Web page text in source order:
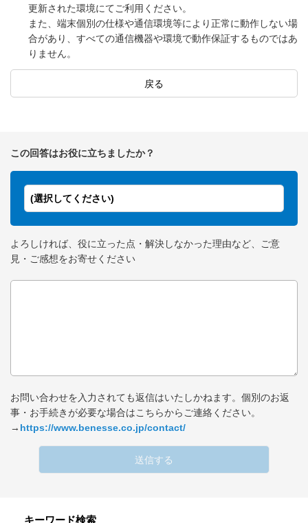
更新された環境にてご利用ください。
また、端末個別の仕様や通信環境等により正常に動作しない場
合があり、すべての通信機器や環境で動作保証するものではあ
りません。
戻る
この回答はお役に立ちましたか？
(選択してください)
よろしければ、役に立った点・解決しなかった理由など、ご意
見・ご感想をお寄せください
お問い合わせを入力されても返信はいたしかねます。個別のお返
事・お手続きが必要な場合はこちらからご連絡ください。
→ https://www.benesse.co.jp/contact/
送信する
キーワード検索